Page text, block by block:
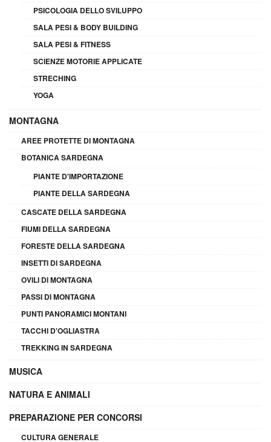
PSICOLOGIA DELLO SVILUPPO
SALA PESI & BODY BUILDING
SALA PESI & FITNESS
SCIENZE MOTORIE APPLICATE
STRECHING
YOGA
MONTAGNA
AREE PROTETTE DI MONTAGNA
BOTANICA SARDEGNA
PIANTE D'IMPORTAZIONE
PIANTE DELLA SARDEGNA
CASCATE DELLA SARDEGNA
FIUMI DELLA SARDEGNA
FORESTE DELLA SARDEGNA
INSETTI DI SARDEGNA
OVILI DI MONTAGNA
PASSI DI MONTAGNA
PUNTI PANORAMICI MONTANI
TACCHI D'OGLIASTRA
TREKKING IN SARDEGNA
MUSICA
NATURA E ANIMALI
PREPARAZIONE PER CONCORSI
CULTURA GENERALE